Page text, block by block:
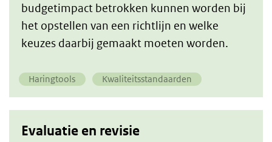
budgetimpact betrokken kunnen worden bij
het opstellen van een richtlijn en welke
keuzes daarbij gemaakt moeten worden.
Haringtools Kwaliteitsstandaarden
Evaluatie en revisie